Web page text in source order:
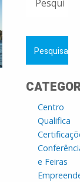
POR:
Centro
Qualifica
e Feiras